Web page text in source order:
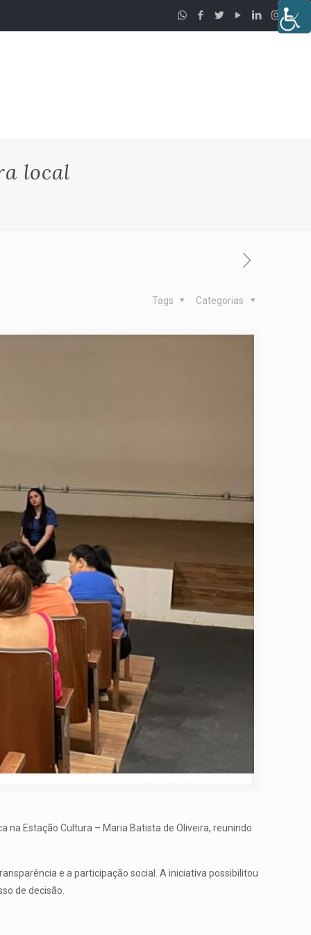
local
Categorias
Tags
na Estação Cultura – Maria Batista de Oliveira, reunindo
e a participação social. A iniciativa possibilitou
de decisão.